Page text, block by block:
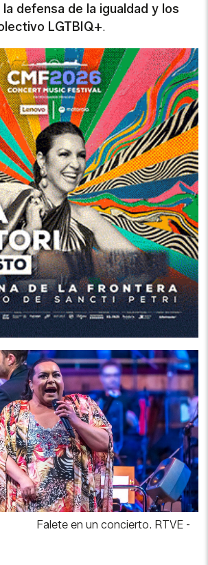
la defensa de la igualdad y los
LGTBIQ+.
Falete en un concierto. RTVE -